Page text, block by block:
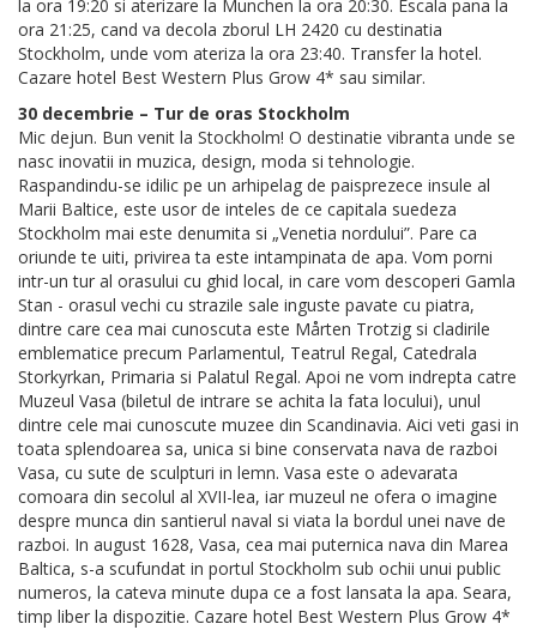
la ora 19:20 si aterizare la Munchen la ora 20:30. Escala pana la
ora 21:25, cand va decola zborul LH 2420 cu destinatia
Stockholm, unde vom ateriza la ora 23:40. Transfer la hotel.
Cazare hotel Best Western Plus Grow 4* sau similar.
30 decembrie – Tur de oras Stockholm
Mic dejun. Bun venit la Stockholm! O destinatie vibranta unde se
nasc inovatii in muzica, design, moda si tehnologie.
Raspandindu-se idilic pe un arhipelag de paisprezece insule al
Marii Baltice, este usor de inteles de ce capitala suedeza
Stockholm mai este denumita si „Venetia nordului”. Pare ca
oriunde te uiti, privirea ta este intampinata de apa. Vom porni
intr-un tur al orasului cu ghid local, in care vom descoperi Gamla
Stan - orasul vechi cu strazile sale inguste pavate cu piatra,
dintre care cea mai cunoscuta este Mårten Trotzig si cladirile
emblematice precum Parlamentul, Teatrul Regal, Catedrala
Storkyrkan, Primaria si Palatul Regal. Apoi ne vom indrepta catre
Muzeul Vasa (biletul de intrare se achita la fata locului), unul
dintre cele mai cunoscute muzee din Scandinavia. Aici veti gasi in
toata splendoarea sa, unica si bine conservata nava de razboi
Vasa, cu sute de sculpturi in lemn. Vasa este o adevarata
comoara din secolul al XVII-lea, iar muzeul ne ofera o imagine
despre munca din santierul naval si viata la bordul unei nave de
razboi. In august 1628, Vasa, cea mai puternica nava din Marea
Baltica, s-a scufundat in portul Stockholm sub ochii unui public
numeros, la cateva minute dupa ce a fost lansata la apa. Seara,
timp liber la dispozitie. Cazare hotel Best Western Plus Grow 4*